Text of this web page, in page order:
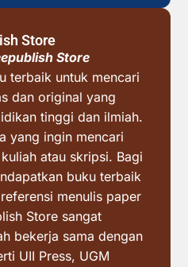
Store
Store
terbaik untuk mencari
dan original yang
tinggi dan ilmiah.
yang ingin mencari
atau skripsi. Bagi
buku terbaik
menulis paper
Store sangat
bekerja sama dengan
UII Press, UGM